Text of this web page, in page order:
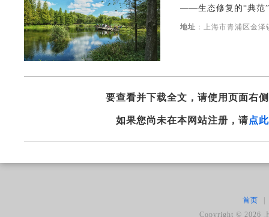
——生态修复的“典范”
地址 ：上海市青浦区金
要查看并下载全文，请使用页面右
如果您尚未在本网站注册，请点
首页
Copyright ©2026